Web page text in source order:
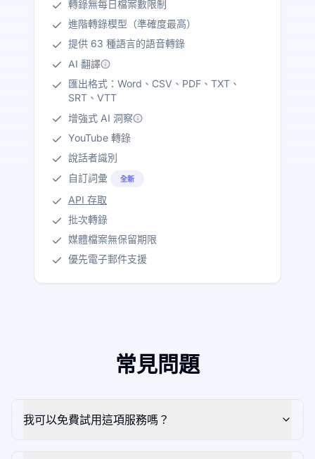
轉錄無每日檔案數限制
進階轉錄模型（準確度最高）
提供 63 種語言的語音轉錄
AI 翻譯
匯出格式：Word、CSV、PDF、TXT、
SRT、VTT
增強式 AI 洞察
YouTube 轉錄
說話者識別
自訂詞彙
全新
API 存取
批次轉錄
媒體檔案無保留期限
優先電子郵件支援
常見問題
我可以免費試用這項服務嗎？